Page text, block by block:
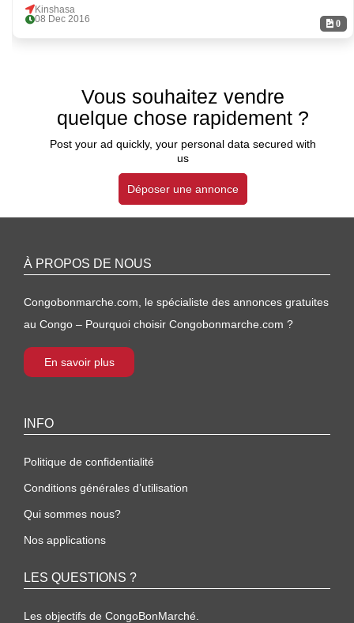
0
Kinshasa
08 Dec 2016
Vous souhaitez vendre
quelque chose rapidement ?
Post your ad quickly, your personal data secured with
us
Déposer une annonce
À PROPOS DE NOUS
Congobonmarche.com, le spécialiste des annonces gratuites
au Congo – Pourquoi choisir Congobonmarche.com ?
En savoir plus
INFO
Politique de confidentialité
Conditions générales d’utilisation
Qui sommes nous?
Nos applications
LES QUESTIONS ?
Les objectifs de CongoBonMarché.